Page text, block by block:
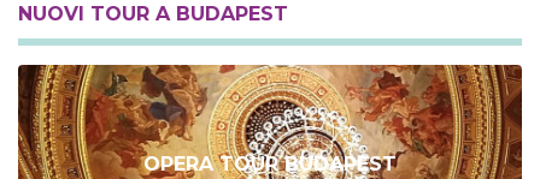
NUOVI TOUR A BUDAPEST
OPERA TOUR BUDAPEST